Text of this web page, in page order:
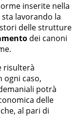
inserite nella
sta lavorando la
delle strutture
dei canoni
risulterà
ogni caso,
potrà
delle
al pari di